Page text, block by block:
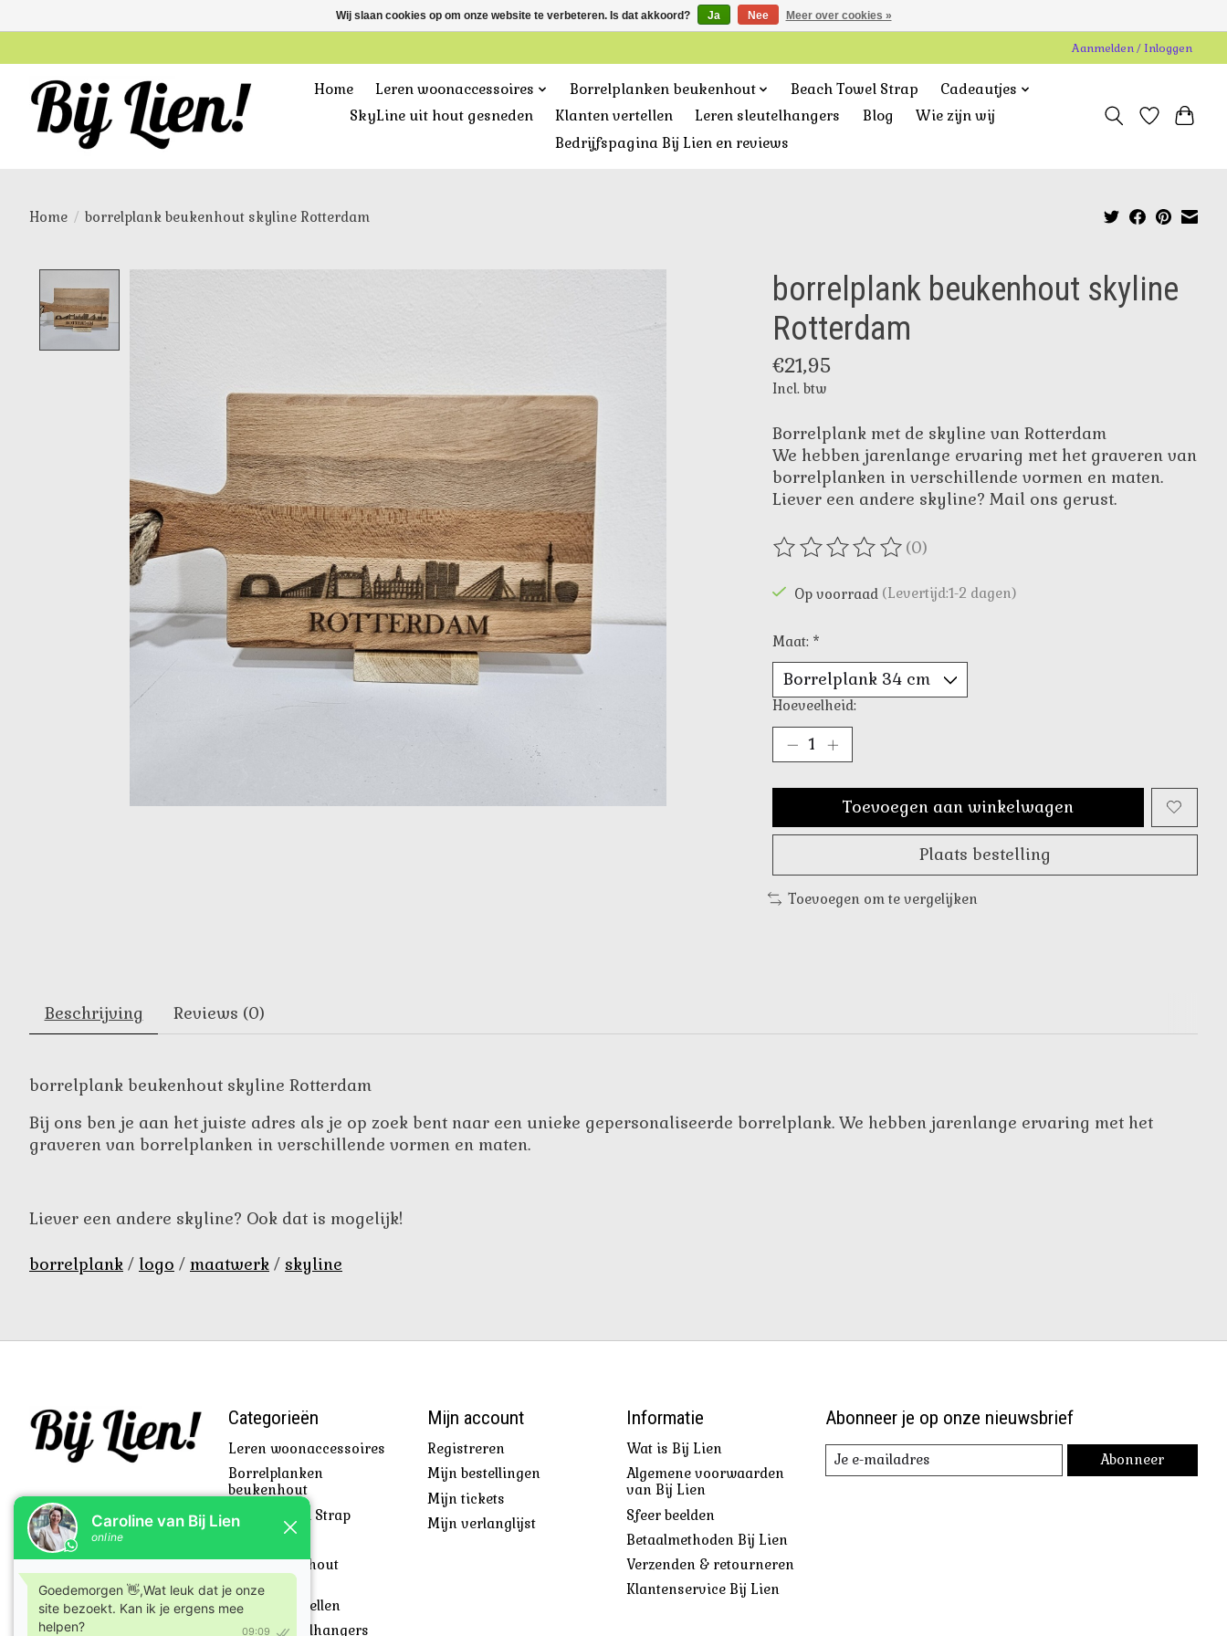
Aanmelden / Inloggen
Home Leren woonaccessoires Borrelplanken beukenhout Beach Towel Strap
Cadeautjes
SkyLine uit hout gesneden
Klanten vertellen Leren sleutelhangers Blog
Wie zijn wij
Bedrijfspagina Bij Lien en reviews
Home / borrelplank beukenhout skyline Rotterdam
borrelplank beukenhout skyline
Rotterdam
€21,95
Incl. btw
Borrelplank met de skyline van Rotterdam
We hebben jarenlange ervaring met het graveren van
borrelplanken in verschillende vormen en maten.
Liever een andere skyline? Mail ons gerust.
De beoordeling van dit product is
(0)
Op voorraad (Levertijd:1-2 dagen)
Maat: *
Hoeveelheid:
Toevoegen aan winkelwagen
Plaats bestelling
Toevoegen om te vergelijken
Beschrijving Reviews (0)
borrelplank beukenhout skyline Rotterdam
Bij ons ben je aan het juiste adres als je op zoek bent naar een unieke gepersonaliseerde borrelplank. We hebben jarenlange ervaring met het
graveren van borrelplanken in verschillende vormen en maten.
Liever een andere skyline? Ook dat is mogelijk!
borrelplank / logo / maatwerk / skyline
Categorieën
Leren woonaccessoires
Borrelplanken
beukenhout
Beach Towel Strap
SkyLine uit hout
Klanten vertellen
Leren sleutelhangers
Mijn account
Registreren
Mijn bestellingen
Mijn tickets
Mijn verlanglijst
Informatie
Wat is Bij Lien
Algemene voorwaarden
van Bij Lien
Sfeer beelden
Betaalmethoden Bij Lien
Verzenden & retourneren
Klantenservice Bij Lien
Abonneer je op onze nieuwsbrief
Abonneer
Wij slaan cookies op om onze website te verbeteren. Is dat akkoord? Ja Nee Meer over cookies »